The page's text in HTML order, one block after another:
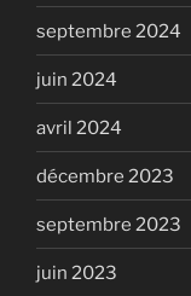
septembre 2024
juin 2024
avril 2024
décembre 2023
septembre 2023
juin 2023